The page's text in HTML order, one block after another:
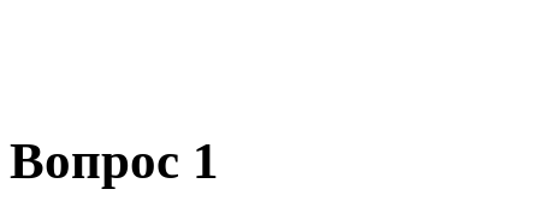
Вопрос 1